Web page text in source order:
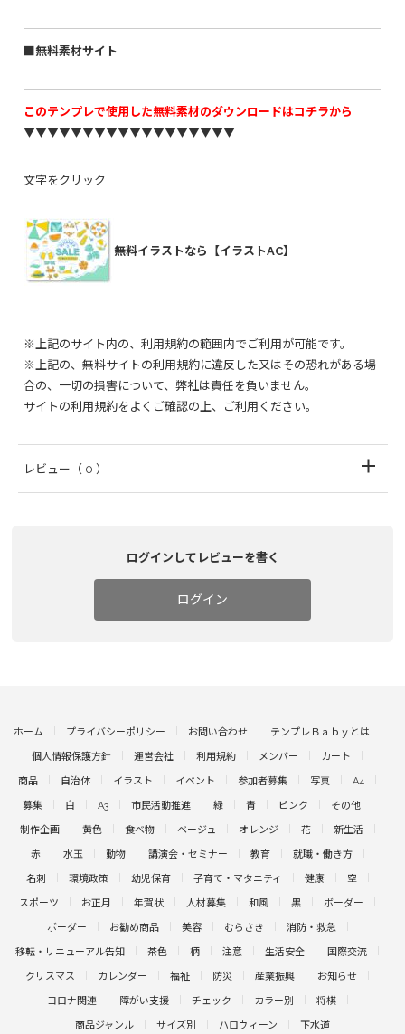
■無料素材サイト
このテンプレで使用した無料素材のダウンロードはコチラから
▼▼▼▼▼▼▼▼▼▼▼▼▼▼▼▼▼▼
文字をクリック
無料イラストなら【イラストAC】
※上記のサイト内の、利用規約の範囲内でご利用が可能です。
※上記の、無料サイトの利用規約に違反した又はその恐れがある場
合の、一切の損害について、弊社は責任を負いません。
サイトの利用規約をよくご確認の上、ご利用ください。
レビュー （ 0 ）
ログインしてレビューを書く
ログイン
ホーム プライバシーポリシー お問い合わせ テンプレＢａｂｙとは
個人情報保護方針 運営会社 利用規約 メンバー カート
商品 自治体 イラスト イベント 参加者募集 写真 A4
募集 白 A3 市民活動推進 緑 青 ピンク その他
制作企画 黄色 食べ物 ベージュ オレンジ 花 新生活
赤 水玉 動物 講演会・セミナー 教育 就職・働き方
名刺 環境政策 幼児保育 子育て・マタニティ 健康 空
スポーツ お正月 年賀状 人材募集 和風 黒 ボーダー
ボーダー お勧め商品 美容 むらさき 消防・救急
移転・リニューアル告知 茶色 柄 注意 生活安全 国際交流
クリスマス カレンダー 福祉 防災 産業振興 お知らせ
コロナ関連 障がい支援 チェック カラー別 将棋
商品ジャンル サイズ別 ハロウィーン 下水道